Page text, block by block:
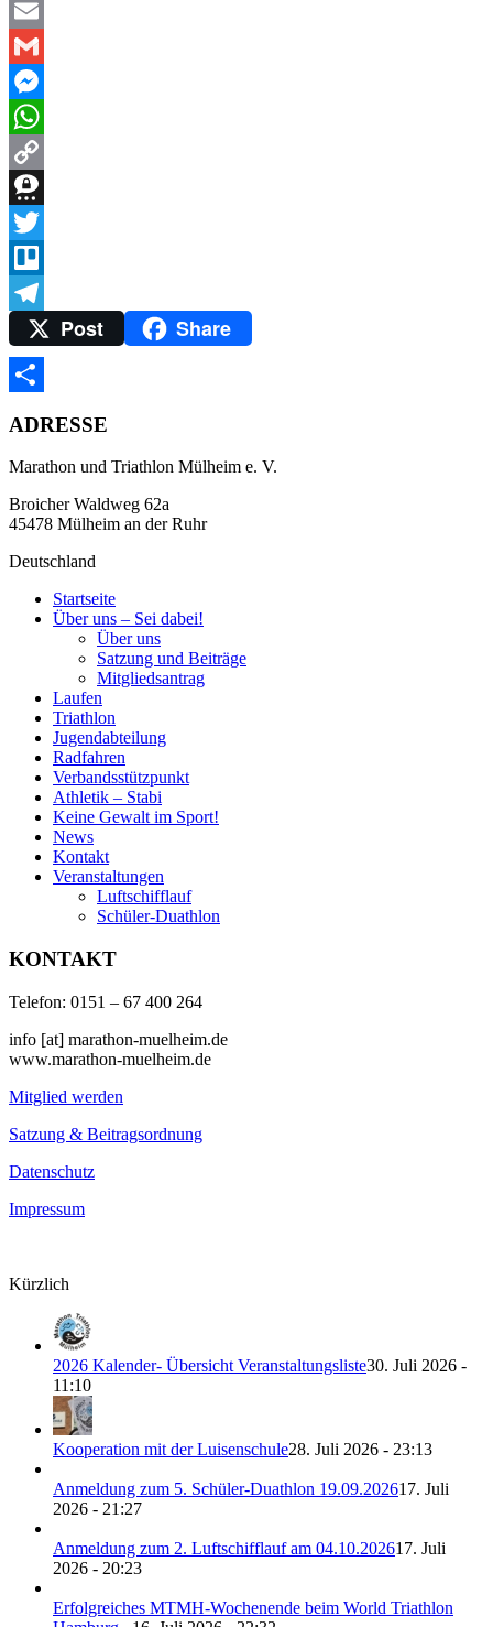
Mastodon
Email
Gmail
Messenger
WhatsApp
Copy
Link
Threema
Twitter
Trello
TelegramPost Share
ADRESSE
Marathon und Triathlon Mülheim e. V.
Broicher Waldweg 62a
45478 Mülheim an der Ruhr
Deutschland
Startseite
Über uns – Sei dabei!
Über uns
Satzung und Beiträge
Mitgliedsantrag
Laufen
Triathlon
Jugendabteilung
Radfahren
Verbandsstützpunkt
Athletik – Stabi
Keine Gewalt im Sport!
News
Kontakt
Veranstaltungen
Luftschifflauf
Schüler-Duathlon
KONTAKT
Telefon: 0151 – 67 400 264
info [at] marathon-muelheim.de
www.marathon-muelheim.de
Mitglied werden
Satzung & Beitragsordnung
Datenschutz
Impressum
Kürzlich
2026 Kalender- Übersicht Veranstaltungsliste30. Juli 2026 -
11:10
Kooperation mit der Luisenschule28. Juli 2026 - 23:13
Anmeldung zum 5. Schüler-Duathlon 19.09.202617. Juli
2026 - 21:27
Anmeldung zum 2. Luftschifflauf am 04.10.202617. Juli
2026 - 20:23
Erfolgreiches MTMH-Wochenende beim World Triathlon